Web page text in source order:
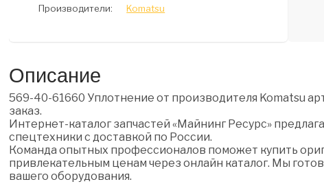
Производители: Komatsu
Описание
569-40-61660 Уплотнение от производителя Komatsu
заказ.
Интернет-каталог запчастей «Майнинг Ресурс»
спецтехники с доставкой по России.
Команда опытных профессионалов поможет купить
привлекательным ценам через онлайн каталог. Мы
вашего оборудования.